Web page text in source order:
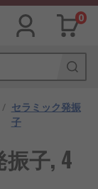
0
/ セラミック発振
子
子, 4